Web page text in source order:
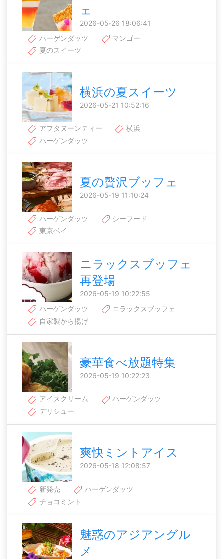
ェ
2026-05-26 18:06:41
ハーゲンダッツ
マンゴー
夏のスイーツ
横浜の夏スイーツ
2026-05-21 10:52:16
アフタヌーンティー
横浜
ハーゲンダッツ
夏の贅沢ブッフェ
2026-05-19 11:10:24
ハーゲンダッツ
シーフード
東京ベイ
ニラックスブッフェ
再登場
2026-05-19 10:22:55
ハーゲンダッツ
ニラックスブッフェ
自家製から揚げ
豪華食べ放題特集
2026-05-19 10:22:23
アイスクリーム
ハーゲンダッツ
デリシュー
爽快ミントアイス
2026-05-18 12:08:57
新発売
ハーゲンダッツ
チョコミント
魅惑のアジアングル
メ